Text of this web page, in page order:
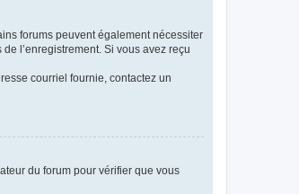
forums peuvent également nécessiter
l’enregistrement. Si vous avez reçu
courriel fournie, contactez un
du forum pour vérifier que vous